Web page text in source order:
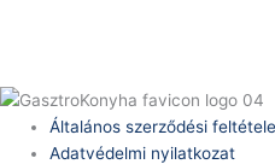
Általános szerződési
Adatvédelmi nyilatkozat